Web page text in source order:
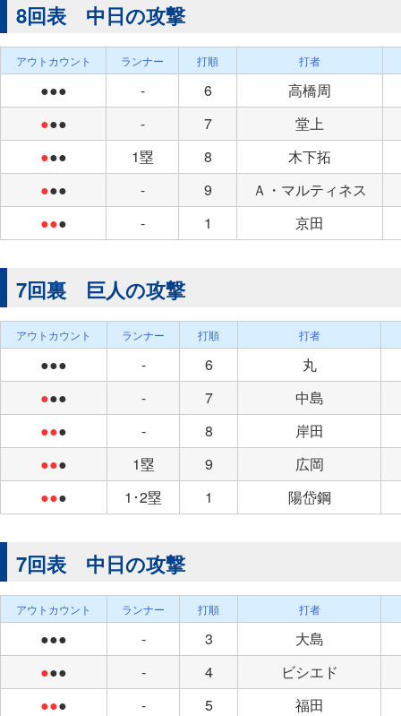
8回表 中日の攻撃
アウトカウント ランナー 打順 打者
●●● - 6
高橋周
●●● - 7
堂上
●●● 1塁 8
木下拓
●●● - 9
Ａ・マルティネス
●●● - 1 京田
7回裏 巨人の攻撃
アウトカウント ランナー 打順 打者
●●● - 6
丸
●●● - 7
中島
●●● - 8
岸田
●●● 1塁 9
広岡
●●● 1･2塁 1 陽岱鋼
7回表 中日の攻撃
アウトカウント ランナー 打順 打者
●●● - 3
大島
●●● - 4
ビシエド
●●● - 5 福田